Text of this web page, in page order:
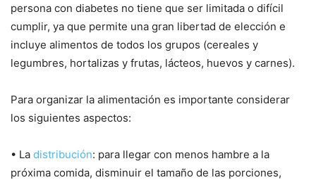
persona con diabetes no tiene que ser limitada o difícil
cumplir, ya que permite una gran libertad de elección e
incluye alimentos de todos los grupos (cereales y
legumbres, hortalizas y frutas, lácteos, huevos y carnes).
Para organizar la alimentación es importante considerar
los siguientes aspectos:
• La distribución: para llegar con menos hambre a la
próxima comida, disminuir el tamaño de las porciones,